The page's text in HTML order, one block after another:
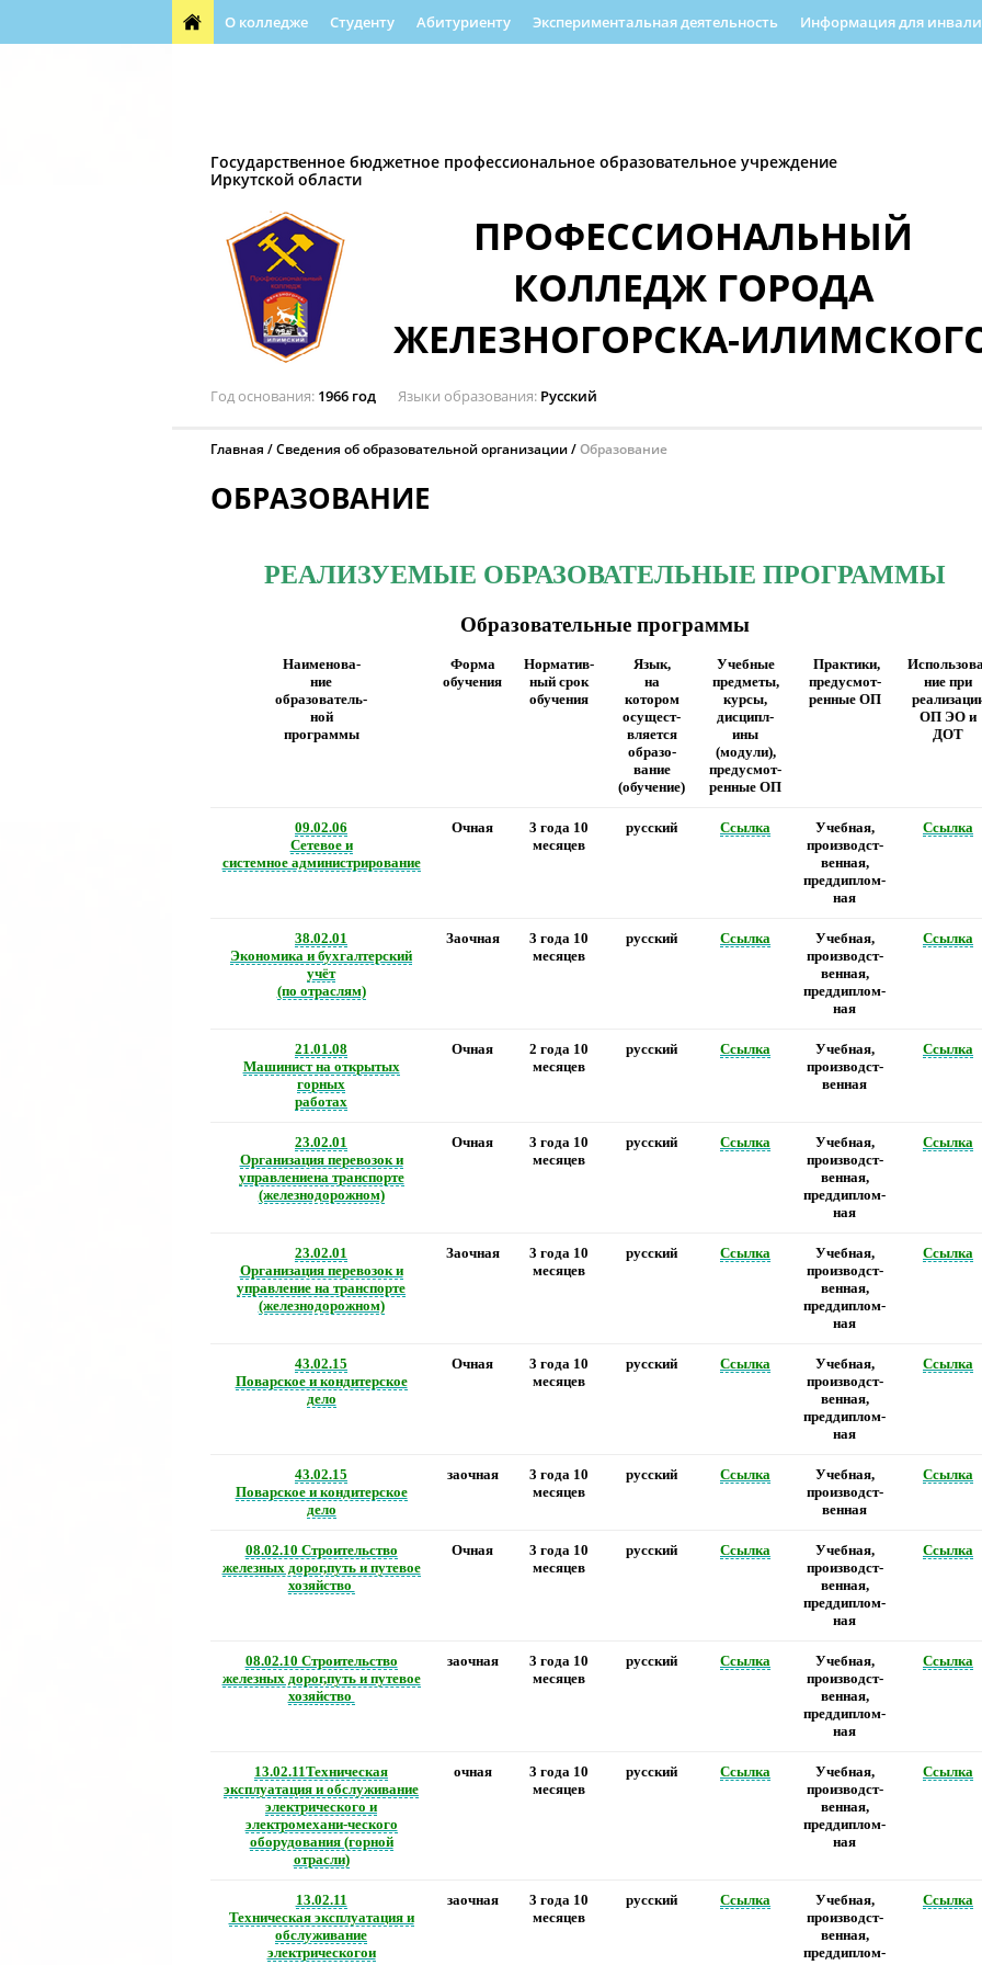
О колледже Студенту Абитуриенту Экспериментальная деятельность Информация для
Государственное бюджетное профессиональное образовательное учреждение
Иркутской области
ПРОФЕССИОНАЛЬНЫЙ
КОЛЛЕДЖ ГОРОДА
ЖЕЛЕЗНОГОРСКА-
Год основания 1966 год Языки образования Русский
Главная Сведения об образовательной организации Образование
ОБРАЗОВАНИЕ
РЕАЛИЗУЕМЫЕ ОБРАЗОВАТЕЛЬНЫЕ ПРОГРАММЫ
Образовательные программы
Наименова-
ние
образователь-
ной
программы
Форма
обучения
Норматив-
ный срок
обучения
Язык,
на
котором
осущест-
вляется
образо-
вание
(обучение)
Учебные
предметы,
курсы,
дисципл-
ины
(модули),
предусмот-
ренные ОП
Практики,
предусмот-
ренные ОП
ние при
ОП ЭО и
ДОТ
09.02.06
Сетевое и
системное администрирование
Очная
3 года 10
месяцев
русский Ссылка
Учебная,
производст-
венная,
преддиплом-
ная
Ссылка
38.02.01
Экономика и бухгалтерский
учёт
(по отраслям)
Заочная
3 года 10
месяцев
русский Ссылка
Учебная,
производст-
венная,
преддиплом-
ная
Ссылка
21.01.08
Машинист на открытых
горных
работах
Очная
2 года 10
месяцев
русский Ссылка
Учебная,
производст-
венная
Ссылка
23.02.01
Организация перевозок и
управлениена транспорте
(железнодорожном)
Очная
3 года 10
месяцев
русский Ссылка
Учебная,
производст-
венная,
преддиплом-
ная
Ссылка
23.02.01
Организация перевозок и
управление на транспорте
(железнодорожном)
Заочная
3 года 10
месяцев
русский Ссылка
Учебная,
производст-
венная,
преддиплом-
ная
Ссылка
43.02.15
Поварское и кондитерское
дело
Очная
3 года 10
месяцев
русский Ссылка
Учебная,
производст-
венная,
преддиплом-
ная
Ссылка
43.02.15
Поварское и кондитерское
дело
заочная
3 года 10
месяцев
русский Ссылка
Учебная,
производст-
венная
Ссылка
08.02.10 Строительство
железных дорог,путь и путевое
хозяйство
Очная
3 года 10
месяцев
русский Ссылка
Учебная,
производст-
венная,
преддиплом-
ная
Ссылка
08.02.10 Строительство
железных дорог,путь и путевое
хозяйство
заочная
3 года 10
месяцев
русский Ссылка
Учебная,
производст-
венная,
преддиплом-
ная
Ссылка
13.02.11Техническая
эксплуатация и обслуживание
электрического и
электромехани-ческого
оборудования (горной
отрасли)
очная
3 года 10
месяцев
русский Ссылка
Учебная,
производст-
венная,
преддиплом-
ная
Ссылка
13.02.11
Техническая эксплуатация и
обслуживание
электрическогои
заочная
3 года 10
месяцев
русский Ссылка
Учебная,
производст-
венная,
преддиплом-
Ссылка